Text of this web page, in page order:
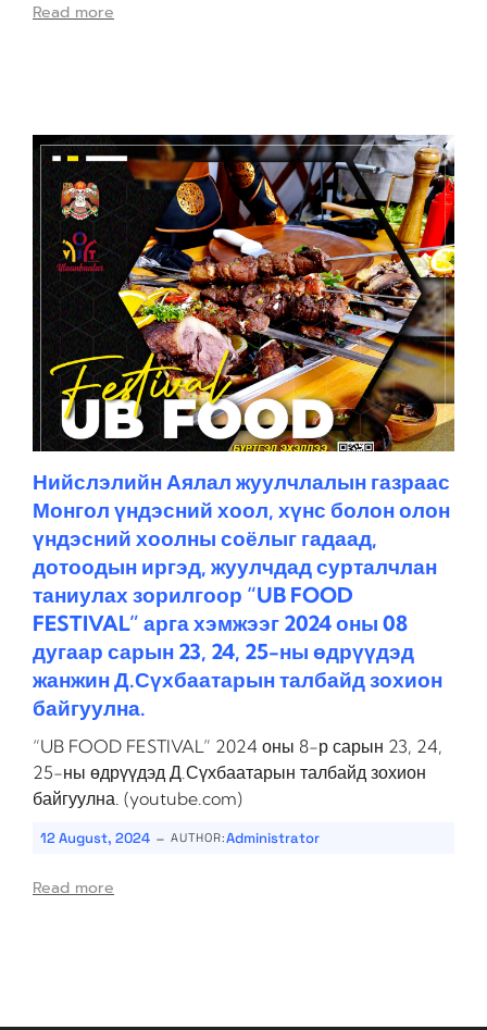
Read more
Нийслэлийн Аялал жуулчлалын газраас
Монгол үндэсний хоол, хүнс болон олон
үндэсний хоолны соёлыг гадаад,
дотоодын иргэд, жуулчдад сурталчлан
таниулах зорилгоор “UB FOOD
FESTIVAL” арга хэмжээг 2024 оны 08
дугаар сарын 23, 24, 25-ны өдрүүдэд
жанжин Д.Сүхбаатарын талбайд зохион
байгуулна.
“UB FOOD FESTIVAL” 2024 оны 8-р сарын 23, 24,
25-ны өдрүүдэд Д.Сүхбаатарын талбайд зохион
байгуулна. (youtube.com)
12 August, 2024 - AUTHOR:Administrator
Read more